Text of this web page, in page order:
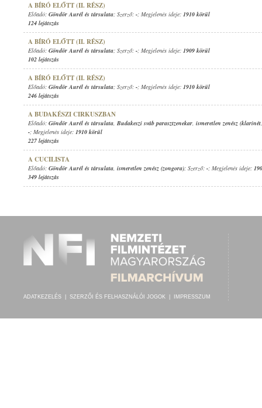
A BÍRÓ ELŐTT (II. RÉSZ)
Előadó: Göndör Aurél és társulata; Szerző: -; Megjelenés ideje: 1910 körül
124 lejátszás
A BÍRÓ ELŐTT (II. RÉSZ)
Előadó: Göndör Aurél és társulata; Szerző: -; Megjelenés ideje: 1909 körül
102 lejátszás
A BÍRÓ ELŐTT (II. RÉSZ)
Előadó: Göndör Aurél és társulata; Szerző: -; Megjelenés ideje: 1910 körül
246 lejátszás
A BUDAKÉSZI CIRKUSZBAN
Előadó: Göndör Aurél és társulata, Budakeszi sváb parasztzenekar, ismeretlen zenész (klarinét
-; Megjelenés ideje: 1910 körül
227 lejátszás
A CUCILISTA
Előadó: Göndör Aurél és társulata, ismeretlen zenész (zongora); Szerző: -; Megjelenés ideje:
349 lejátszás
ADATKEZELÉS SZERZŐI ÉS FELHASZNÁLÓI JOGOK IMPRESSZUM